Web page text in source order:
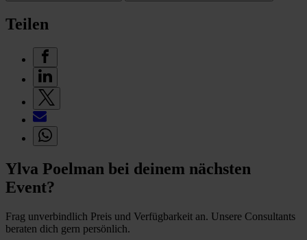
Teilen
Ylva Poelman bei deinem nächsten
Event?
Frag unverbindlich Preis und Verfügbarkeit an. Unsere Consultants
beraten dich gern persönlich.